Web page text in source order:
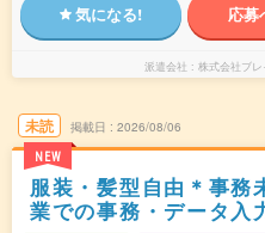
気になる! 応募
派遣会社 株式会社ブレ
未読
NEW
掲載日 2026/08/06
服装・髪型自由＊事
業での事務・データ入